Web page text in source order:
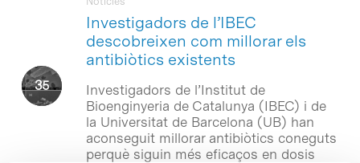
Investigadors de l’IBEC
descobreixen com millorar els
antibiòtics existents
Investigadors de l’Institut de
Bioenginyeria de Catalunya (IBEC) i de
la Universitat de Barcelona (UB) han
aconseguit millorar antibiòtics coneguts
perquè siguin més eficaços en dosis